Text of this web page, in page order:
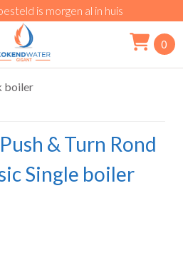
is morgen al in huis
0
boiler
& Turn Rond
Single boiler